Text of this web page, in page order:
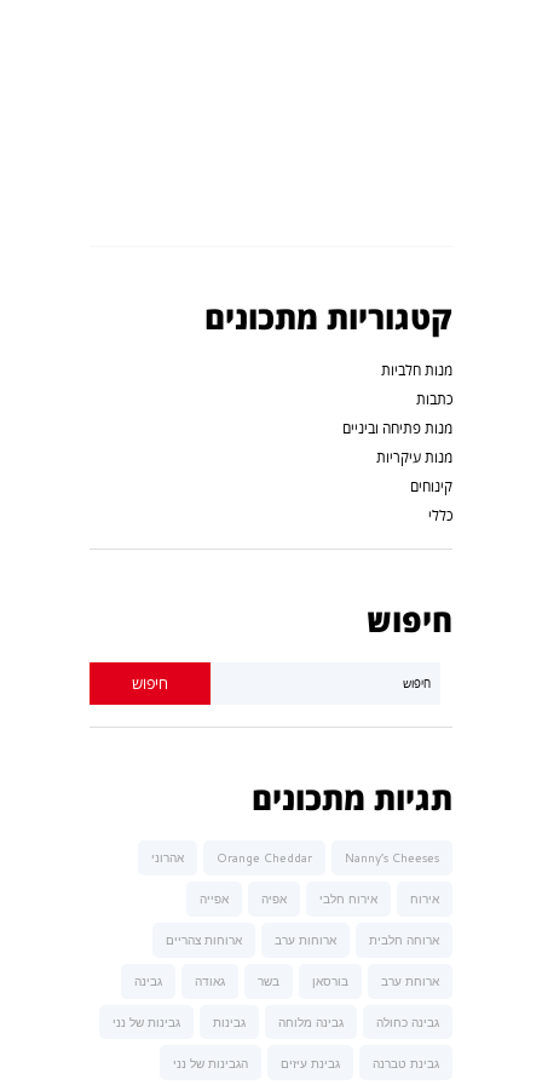
קטגוריות מתכונים
מנות חלביות
כתבות
מנות פתיחה וביניים
מנות עיקריות
קינוחים
כללי
חיפוש
תגיות מתכונים
Nanny’s Cheeses
Orange Cheddar אהרוני
אירוח אירוח חלבי אפיה אפייה
ארוחה חלבית ארוחות ערב ארוחות צהריים
ארוחת ערב בורסאן בשר גאודה גבינה
גבינה כחולה גבינה מלוחה גבינות גבינות של נני
גבינת טברנה גבינת עיזים הגבינות של נני